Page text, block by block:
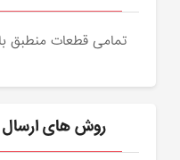
تمامی قطعات منطبق با 17 رقم شماره شاسی خودرو بررسی می شوند و دقیقا نمونه اصلی آن برای مشتریان عزیز
روش های ارسال